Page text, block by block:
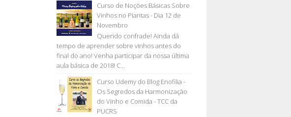
Curso de Noções Básicas Sobre
Vinhos no Piantas - Dia 12 de
Novembro
Querido confrade! Ainda dá
tempo de aprender sobre vinhos antes do
final do ano! Venha participar da nossa última
aula básica de 2018! C...
Curso Udemy do Blog Enofilia -
Os Segredos da Harmonização
do Vinho e Comida - TCC da
PUCRS